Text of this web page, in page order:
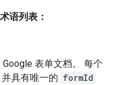
语列表：
表单文档。 每个
具有唯一的 formId